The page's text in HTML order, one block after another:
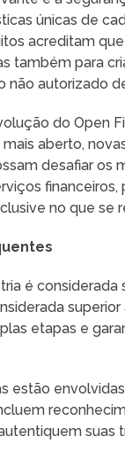
únicas de
acreditam
também para
não autorizado
do Open
aberto,
desafiar os
no que se
é considerada
etapas e
estão
suas